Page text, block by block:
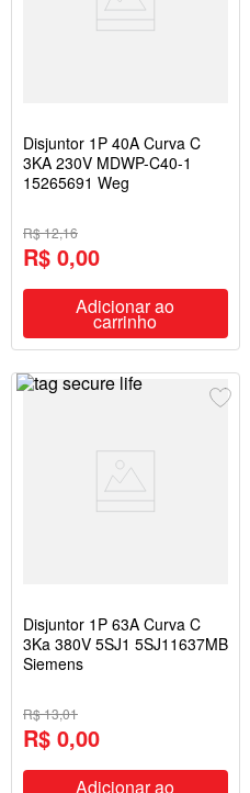
Disjuntor 1P 40A Curva C
3KA 230V MDWP-C40-1
15265691 Weg
R$ 12,16
R$ 0,00
Adicionar ao
carrinho
Disjuntor 1P 63A Curva C
3Ka 380V 5SJ1 5SJ11637MB
Siemens
R$ 13,01
R$ 0,00
Adicionar ao